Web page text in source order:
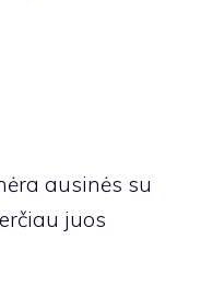
ausinės su
juos